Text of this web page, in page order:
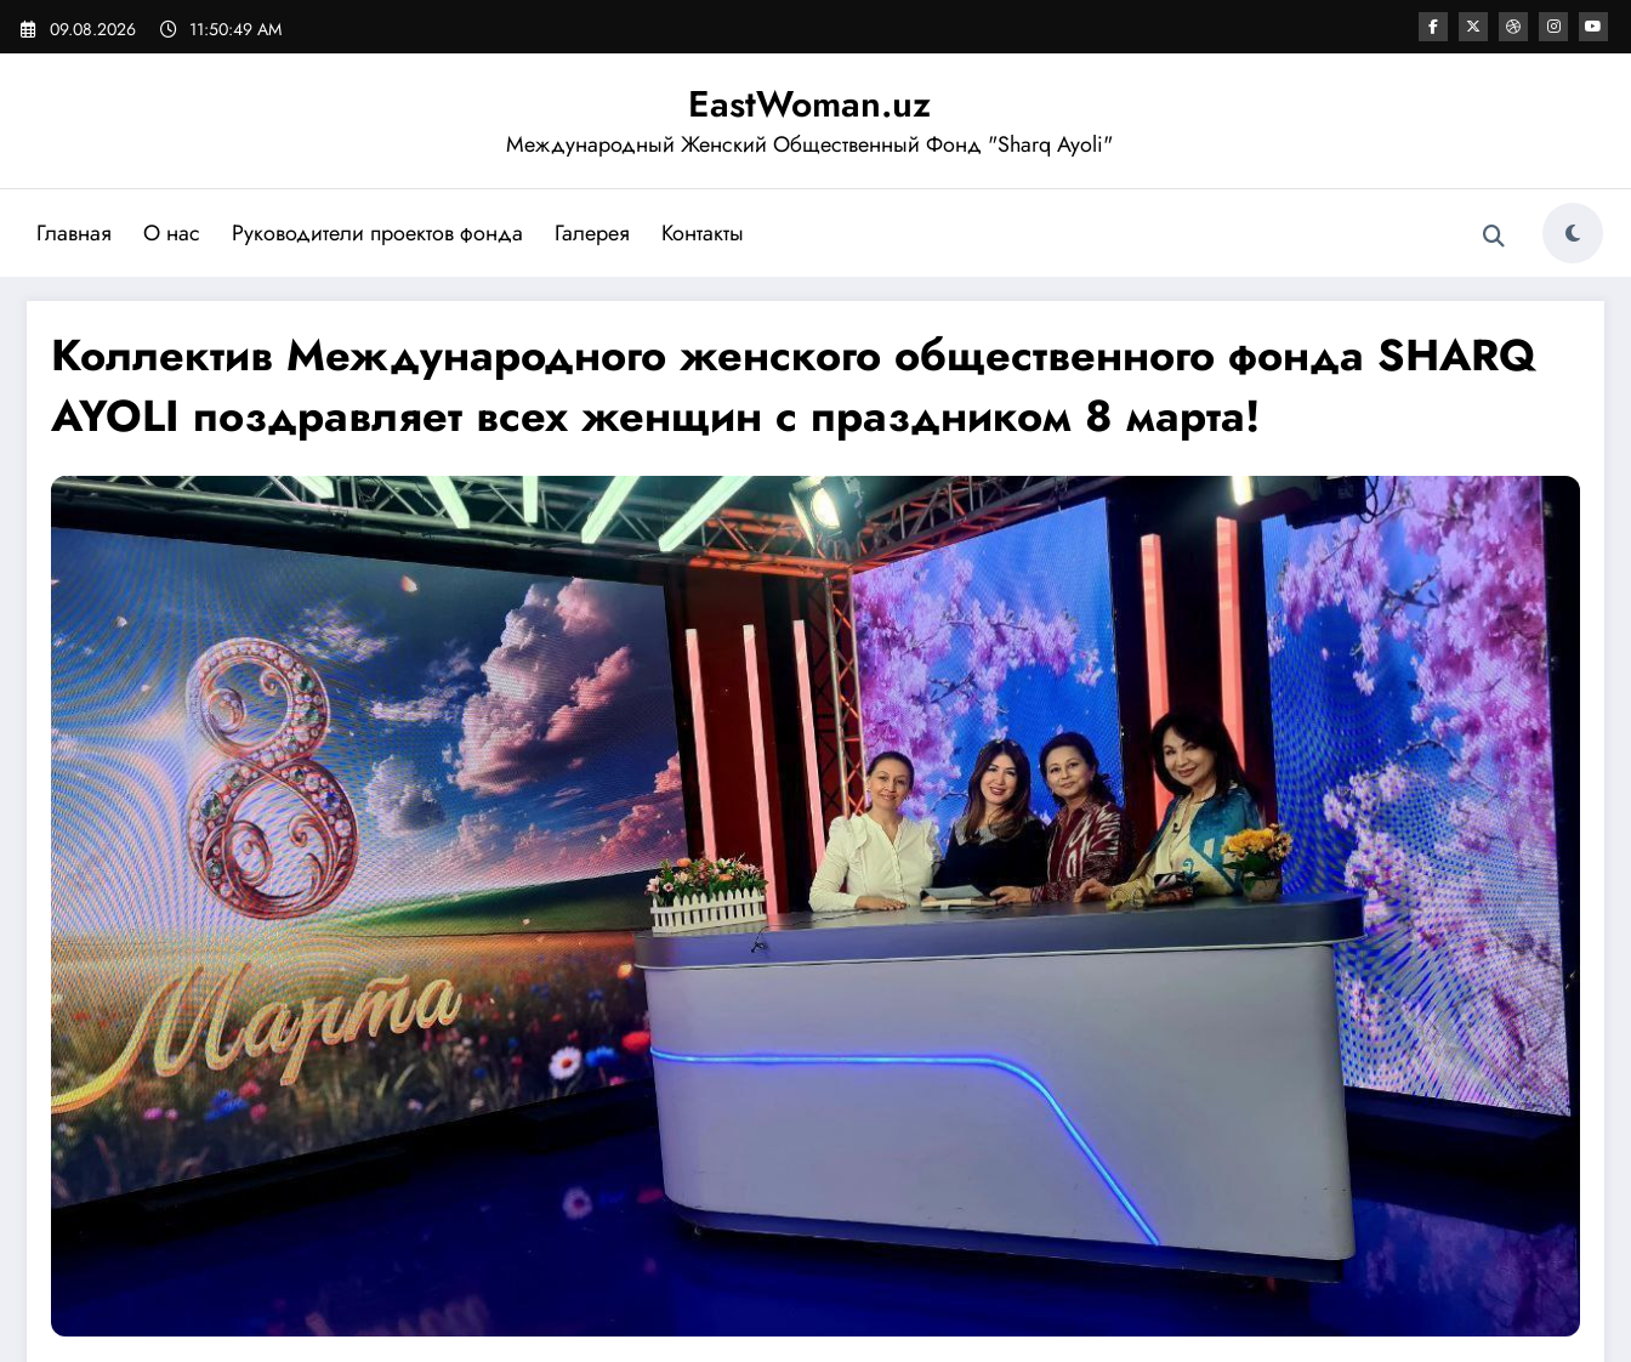
Перейти
09.08.2026 11:50:51 AM
EastWoman.uz
Международный Женский Общественный Фонд "Sharq Ayoli"
Главная О нас Руководители проектов фонда Галерея Контакты
Коллектив Международного женского общественного фонда SHARQ
AYOLI поздравляет всех женщин с праздником 8 марта!